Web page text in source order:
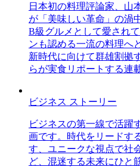
日本初の料理評論家、山
が「美味しい革命」の渦
B級グルメとして愛され
ンも認める一流の料理へ
新時代に向けて群雄割拠
らが実食リポートする連
ビジネス ストーリー
ビジネスの第一線で活躍
画です。時代をリードす
す、ユニークな視点で社
ど、混迷する未来にひと